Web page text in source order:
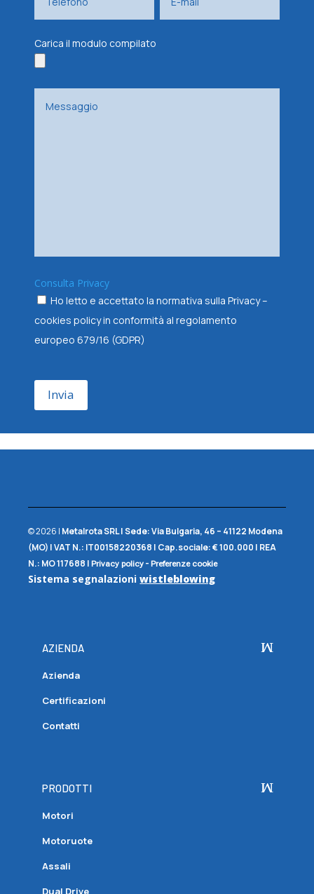
Carica il modulo compilato
Consulta Privacy
Ho letto e accettato la normativa sulla Privacy –
cookies policy in conformità al regolamento
europeo 679/16 (GDPR)
Invia
© 2026 | Metalrota SRL|Sede:Via Bulgaria, 46 – 41122 Modena
(MO) |VAT N.: IT00158220368 | Cap.sociale:€ 100.000 | REA
N.: MO 117688 |Privacy policy -Preferenze cookie
Sistema segnalazioniwistleblowing
AZIENDA
Azienda
Certificazioni
Contatti
PRODOTTI
Motori
Motoruote
Assali
Dual Drive